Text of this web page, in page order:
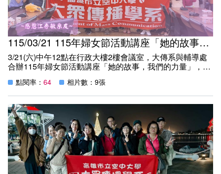
蕃薯藤 yamNews
聚焦資安與隱私權提升公民數位韌性 高雄空大舉辦「數位
生存：你就是獵物」講座
https://n.yam.com/Article/20260413835181
OwlNews
聚焦資安與隱私權提升公民數位韌性 高雄空大舉辦「數位
生存：你就是獵物」講座
https://news.owlting.com/articles/1321079
媒事看新聞
聚焦資安與隱私權提升公民數位韌性 高雄空大舉辦「數位
生存：你就是獵物」講座
https://times.586.com.tw/2026/04/939605/
天天上新聞
聚焦資安與隱私權提升公民數位韌性 高雄空大舉辦「數位
生存：你就是獵物」講座
115/03/21 115年婦女節活動講座「她的故事，我們的力量」
3/21(六)中午12點在行政大樓2樓會議室，大傳系與輔導處
合辦115年婦女節活動講座「她的故事，我們的力量」，榮
秀敏同學以個人故事勉勵師生，與現場同學進行問答互動交
流，促進心靈共同成長滿載而歸~
感謝撥空參與活動的老師及同學們，也感恩熱心的系學會夥
伴們到場協助！本場活動舉辦順利圓滿成功！
點閱率： 64 相片數：9張